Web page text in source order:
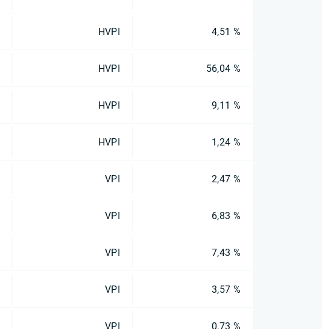
HVPI 4,51 %
HVPI 56,04 %
HVPI 9,11 %
HVPI 1,24 %
VPI 2,47 %
VPI 6,83 %
VPI 7,43 %
VPI 3,57 %
VPI 0,73 %